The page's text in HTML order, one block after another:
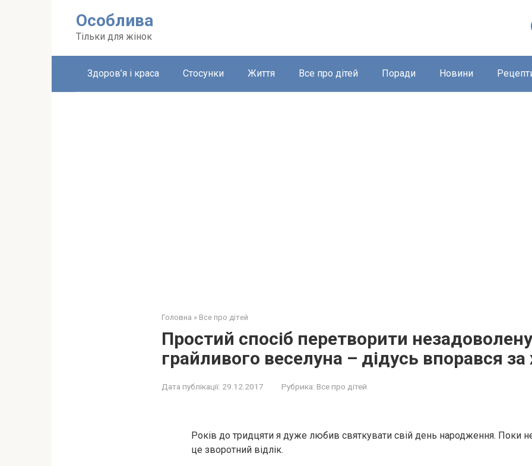
Особлива
Тільки для жінок
Здоров’я і краса Стосунки Життя Все про дітей Поради Новини
Головна » Все про дітей
Простий спосіб перетворити
грайливого веселуна – дідусь впорався
Дата публікації: 29.12.2017 Рубрика: Все про дітей
Років до тридцяти я дуже любив святкувати свій день народження. Поки
це зворотний відлік.